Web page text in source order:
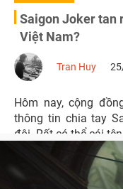
Saigon Joker tan
Việt Nam?
Tran Huy
Hôm nay, cộng
thông tin chia tay
đôi. Rất có thể cái